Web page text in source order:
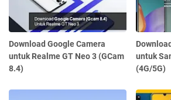
Download Google Camera
untuk Realme GT Neo 3 (GCam
8.4)
untuk
(4G/5G)